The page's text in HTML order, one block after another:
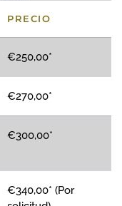
PRECIO
€250,00*
€270,00*
€300,00*
€340,00* (Por